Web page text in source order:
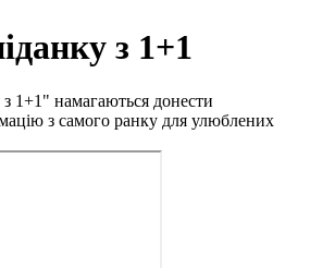
з 1+1
1+1" намагаються донести
з самого ранку для улюблених